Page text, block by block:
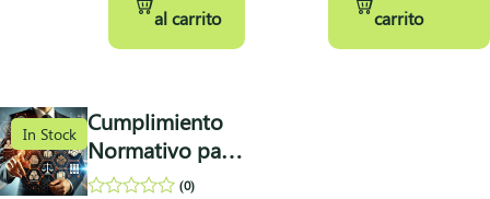
al carrito
carrito
In Stock
Cumplimiento
Normativo para
Empresas y
(0)